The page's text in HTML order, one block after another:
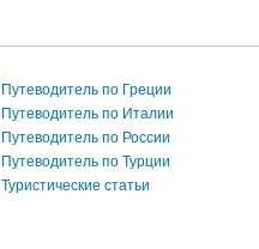
Путеводитель по Греции
Путеводитель по Италии
Путеводитель по России
Путеводитель по Турции
Туристические статьи